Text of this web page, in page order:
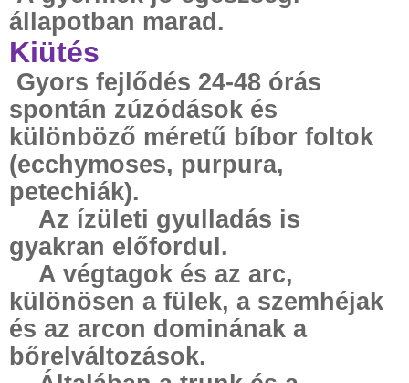
állapotban marad.
Kiütés
Gyors fejlődés 24-48 órás
spontán zúzódások és
különböző méretű bíbor foltok
(ecchymoses, purpura,
petechiák).
Az ízületi gyulladás is
gyakran előfordul.
A végtagok és az arc,
különösen a fülek, a szemhéjak
és az arcon dominának a
bőrelváltozások.